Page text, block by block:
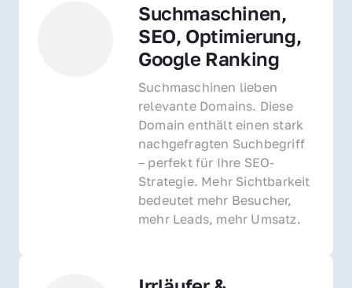
Suchmaschinen,
SEO, Optimierung,
Google Ranking
Suchmaschinen lieben
relevante Domains. Diese
Domain enthält einen stark
nachgefragten Suchbegriff
– perfekt für Ihre SEO-
Strategie. Mehr Sichtbarkeit
bedeutet mehr Besucher,
mehr Leads, mehr Umsatz.